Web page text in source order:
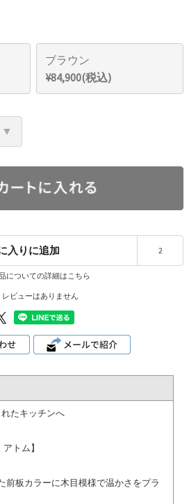
ブラウン
¥84,900(税込)
▼
入りに追加 2
についての詳細はこちら
レビューはありません
たキッチンへ
トム】
前板カラーに木目模様で温かさをプラ